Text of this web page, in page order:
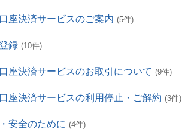
座決済サービスのご案内 (5件)
録 (10件)
座決済サービスのお取引について (9件)
座決済サービスの利用停止・ご解約 (3件)
安全のために (4件)